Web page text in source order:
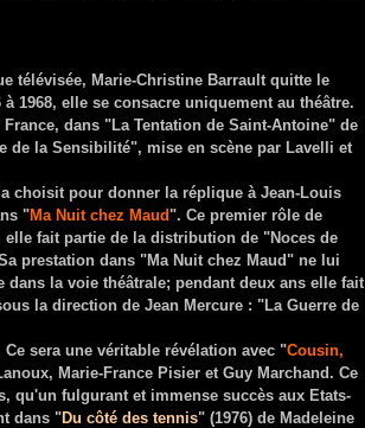
télévisée, Marie-Christine Barrault quitte le
1968, elle se consacre uniquement au théâtre.
dans "La Tentation de Saint-Antoine" de
de la Sensibilité", mise en scène par Lavelli et
choisit pour donner la réplique à Jean-Louis
"Ma Nuit chez Maud ". Ce premier rôle de
fait partie de la distribution de "Noces de
prestation dans "Ma Nuit chez Maud" ne lui
la voie théâtrale; pendant deux ans elle fait
la direction de Jean Mercure : "La Guerre de
sera une véritable révélation avec "Cousin,
Marie-France Pisier et Guy Marchand. Ce
qu'un fulgurant et immense succès aux Etats-
dans "Du côté des tennis" (1976) de Madeleine